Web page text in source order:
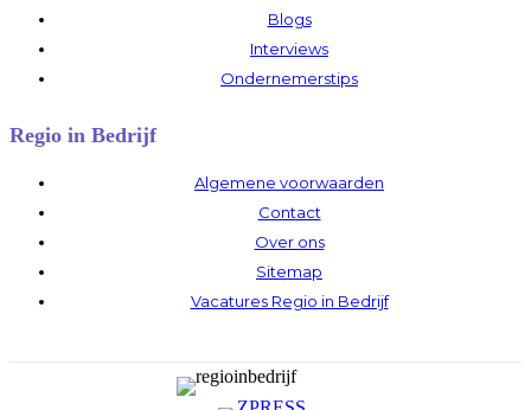
Blogs
Interviews
Ondernemerstips
Regio in Bedrijf
Algemene voorwaarden
Contact
Over ons
Sitemap
Vacatures Regio in Bedrijf